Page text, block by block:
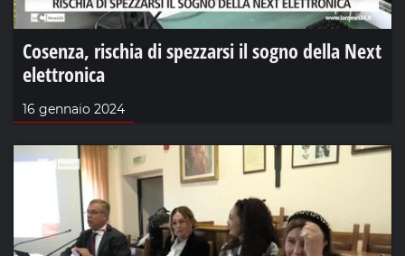
Cosenza, rischia di spezzarsi il sogno della Next
elettronica
16 gennaio 2024